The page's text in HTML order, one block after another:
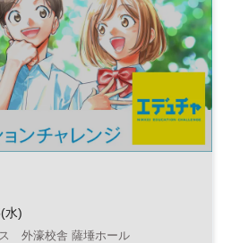
水)
外濠校舎 薩埵ホール